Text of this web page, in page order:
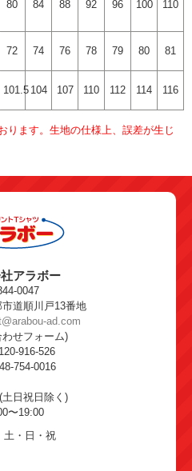
80
84
88
92
96
100
110
72 74 76 78 79 80 81
101.5 104 107 110 112 114 116
ります。生地の仕様上、誤差が生じ
アラボー
0047
道順川戸13番地
ad.com
せフォーム)
916-526
754-0016
日祝日除く)
〜19:00
土・日・祝